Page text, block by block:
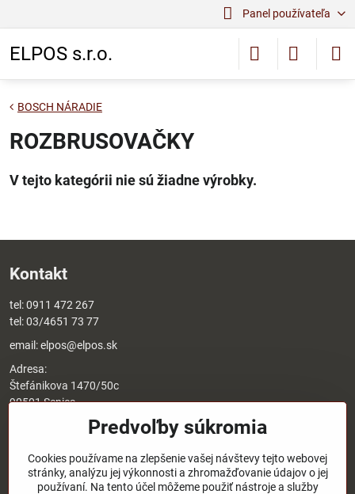
Panel používateľa
ELPOS s.r.o.
BOSCH NÁRADIE
ROZBRUSOVAČKY
Kontakt
tel:0911 472 267
tel:03/4651 73 77
email:elpos@elpos.sk
Adresa:
Štefánikova 1470/50c
90501 Senica
Otváracie hodiny:
8:00 - 12:00 sobota
Nedeľa - zatvorené
Predvoľby súkromia
Cookies používame na zlepšenie vašej návštevy tejto webovej
stránky, analýzu jej výkonnosti a zhromažďovanie údajov o jej
používaní. Na tento účel môžeme použiť nástroje a služby